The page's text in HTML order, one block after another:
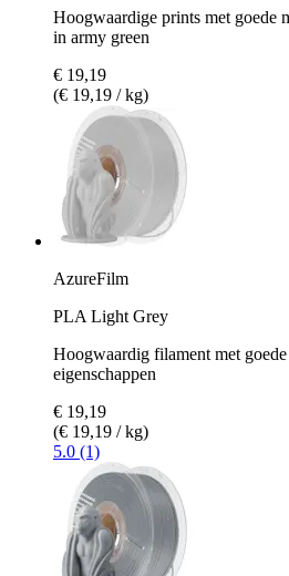
Hoogwaardige prints met goede
in army green
€ 19,19
(€ 19,19 / kg)
AzureFilm
PLA Light Grey
Hoogwaardig filament met goede
eigenschappen
€ 19,19
(€ 19,19 / kg)
5.0 (1)